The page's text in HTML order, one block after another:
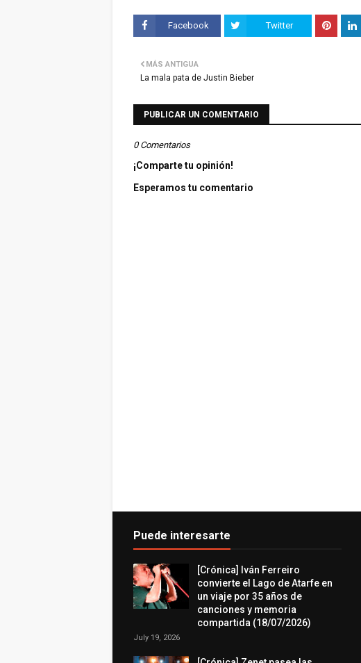
Facebook Twitter
MÁS ANTIGUA
La mala pata de Justin Bieber
PUBLICAR UN COMENTARIO
0 Comentarios
¡Comparte tu opinión!
Esperamos tu comentario
Puede interesarte
[Crónica] Iván Ferreiro
convierte el Lago de Atarfe en
un viaje por 35 años de
canciones y memoria
compartida (18/07/2026)
July 19, 2026